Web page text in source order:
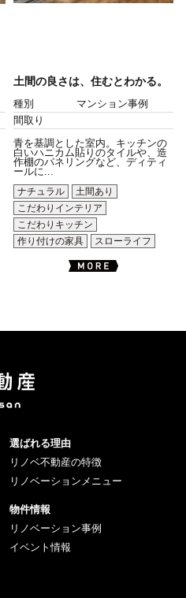
土間の良さは、住むとわかる。
種別
マンション事例
間取り
青を基調とした室内。キッチンの
白いハニカム貼りのタイルや、造
作棚のパネリングなど、ディティ
ールに...
ナチュラル
土間あり
こだわりインテリア
こだわりキッチン
作り付けの家具
スローライフ
選ばれる理由
リノベ不動産の特徴
リノベーションメニュー
物件情報
リノベーション事例
イベント情報